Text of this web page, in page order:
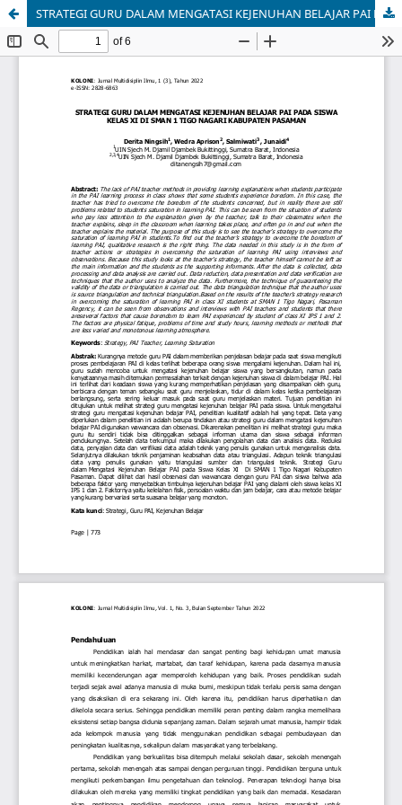
STRATEGI GURU DALAM MENGATASI KEJENUHAN BELAJAR PAI PADA SISWA KELAS XI DI SMAN 1 TIGO NAGARI KABUPATEN PASAMAN